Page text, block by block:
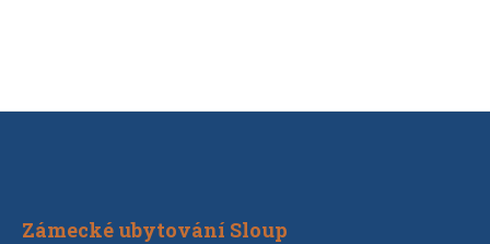
Zámecké ubytování Sloup